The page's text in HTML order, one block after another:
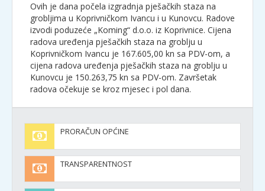
Ovih je dana počela izgradnja pješačkih staza na
grobljima u Koprivničkom Ivancu i u Kunovcu. Radove
izvodi poduzeće „Koming“ d.o.o. iz Koprivnice. Cijena
radova uređenja pješačkih staza na groblju u
Koprivničkom Ivancu je 167.605,00 kn sa PDV-om, a
cijena radova uređenja pješačkih staza na groblju u
Kunovcu je 150.263,75 kn sa PDV-om. Završetak
radova očekuje se kroz mjesec i pol dana.
PRORAČUN OPĆINE
TRANSPARENTNOST